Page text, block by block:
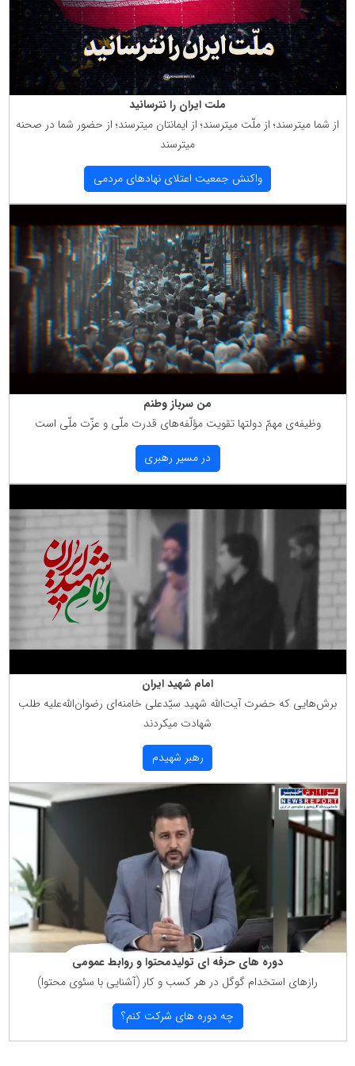
ملت ایران را نترسانید
از شما میترسند؛ از ملّت میترسند؛ از ایمانتان میترسند؛ از حضور شما در صحنه
میترسند
واكنش جمعیت اعتلای نهادهای مردمی
من سرباز وطنم
وظیفه‌ی مهمّ دولتها تقویت مؤلّفه‌های قدرت ملّی و عزّت ملّی است
در مسیر رهبری
امام شهید ایران
برش‌هایی كه حضرت آیت‌الله شهید سیّدعلی خامنه‌ای رضوان‌الله‌علیه طلب
شهادت میكردند
رهبر شهیدم
دوره های حرفه ای تولیدمحتوا و روابط عمومی
رازهای استخدام گوگل در هر كسب و كار (آشنایی با سئوی محتوا)
چه دوره های شركت كنم؟